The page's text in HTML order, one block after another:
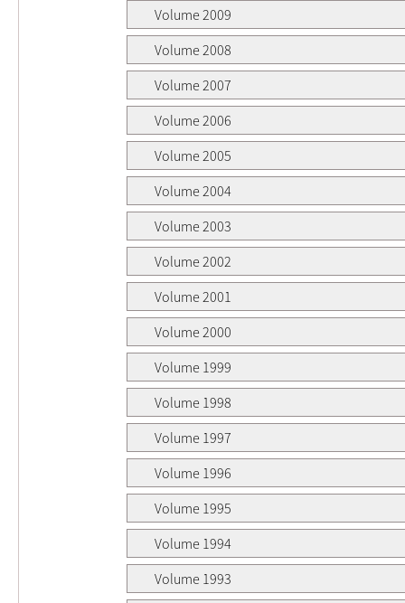
Volume 2009
Volume 2008
Volume 2007
Volume 2006
Volume 2005
Volume 2004
Volume 2003
Volume 2002
Volume 2001
Volume 2000
Volume 1999
Volume 1998
Volume 1997
Volume 1996
Volume 1995
Volume 1994
Volume 1993